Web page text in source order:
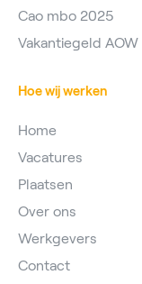
Cao mbo 2025
Vakantiegeld
Hoe wij werken
Home
Vacatures
Plaatsen
Over ons
Werkgevers
Contact